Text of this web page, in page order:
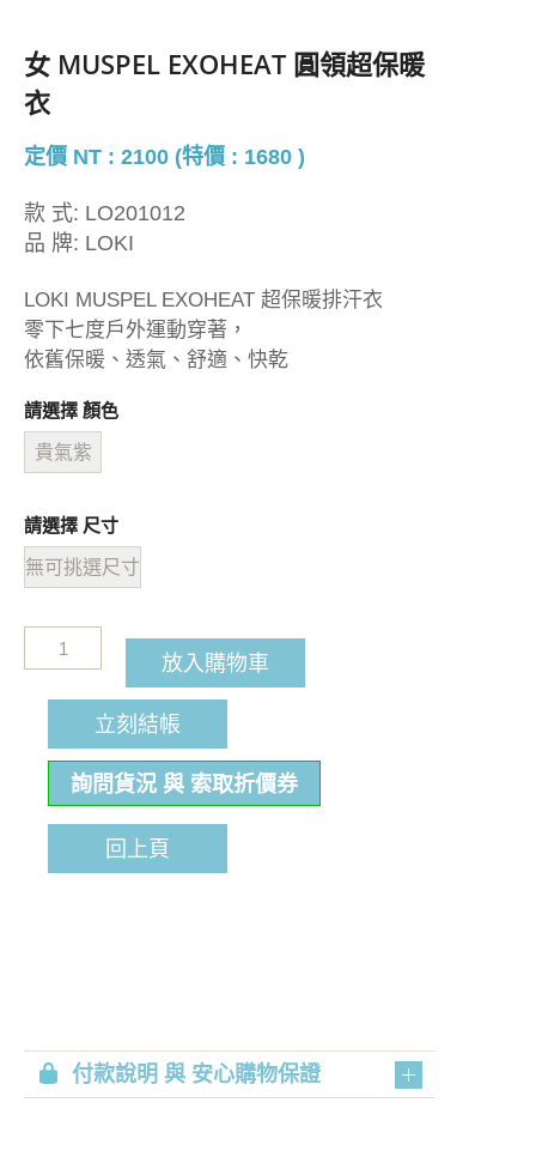
女 MUSPEL EXOHEAT 圓領超保暖
衣
定價 NT : 2100 (特價 : 1680 )
款 式: LO201012
品 牌: LOKI
LOKI MUSPEL EXOHEAT 超保暖排汗衣
零下七度戶外運動穿著，
依舊保暖、透氣、舒適、快乾
請選擇 顏色
貴氣紫
請選擇 尺寸
無可挑選尺寸
放入購物車
立刻結帳
詢問貨況 與 索取折價券
回上頁
付款說明 與 安心購物保證